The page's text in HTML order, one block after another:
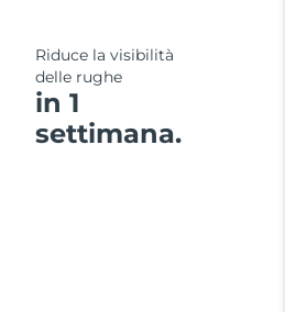
Riduce la visibilità
delle rughe
in 1
settimana.